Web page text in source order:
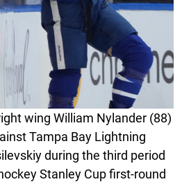
wing William Nylander (88)
Tampa Bay Lightning
during the third period
Stanley Cup first-round